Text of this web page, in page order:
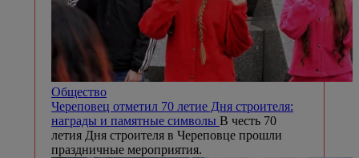
Общество
Череповец отметил 70 летие Дня строителя:
награды и памятные символы В честь 70
летия Дня строителя в Череповце прошли
праздничные мероприятия.